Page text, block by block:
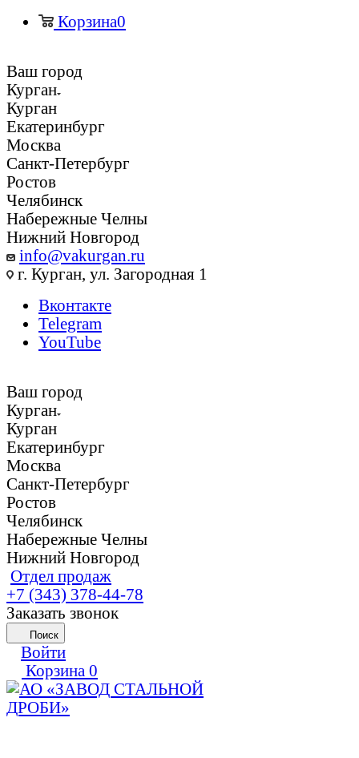
Корзина0
Ваш город
Курган
Курган
Екатеринбург
Москва
Санкт-Петербург
Ростов
Челябинск
Набережные Челны
Нижний Новгород
info@vakurgan.ru
г. Курган, ул. Загородная 1
Вконтакте
Telegram
YouTube
Ваш город
Курган
Курган
Екатеринбург
Москва
Санкт-Петербург
Ростов
Челябинск
Набережные Челны
Нижний Новгород
Отдел продаж
+7 (343) 378-44-78
Заказать звонок
Поиск
Войти
Корзина 0